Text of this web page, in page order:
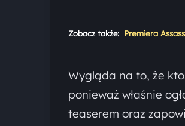
Zobacz także: Premiera
Wygląda na to, że
ponieważ właśnie
teaserem oraz